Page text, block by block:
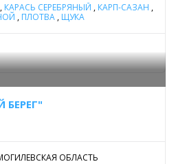
, КАРАСЬ СЕРЕБРЯНЫЙ , КАРП-САЗАН ,
, ПЛОТВА , ЩУКА
БЕРЕГ"
ОБЛАСТЬ